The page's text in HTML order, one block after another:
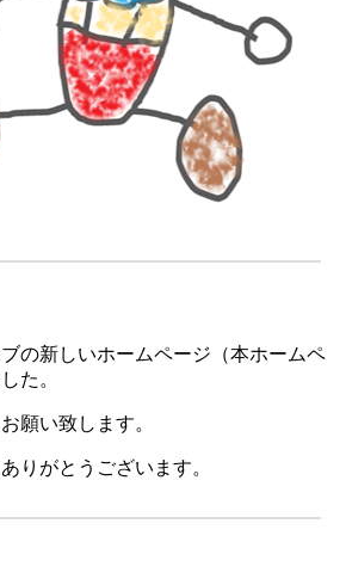
の新しいホームページ（本ホームペ
た。
願い致します。
りがとうございます。